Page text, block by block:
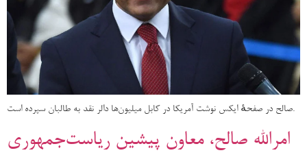
صالح در صفحهٔ ایکس نوشت آمریکا در کابل میلیون‌ها دالر نقد به طالبان سپرده است.
امرالله صالح، معاون پیشین ریاست‌جمهوری